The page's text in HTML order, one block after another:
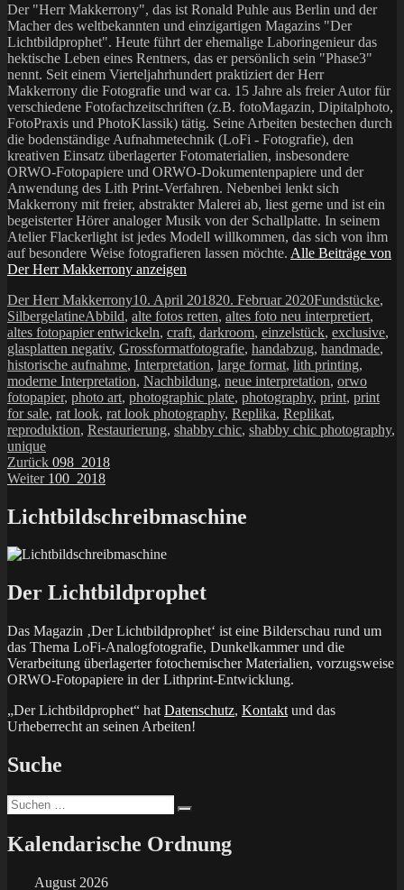
Der "Herr Makkerrony", das ist Ronald Puhle aus Berlin und der
Macher des weltbekannten und einzigartigen Magazins "Der
Lichtbildprophet". Heute führt der ehemalige Laboringenieur das
hektische Leben eines Rentners, das er persönlich sein "Phase3"
nennt. Seit einem Vierteljahrhundert praktiziert der Herr
Makkerrony die Fotografie und war ca. 15 Jahre als freier Autor für
verschiedene Fotofachzeitschriften (z.B. fotoMagazin, Dipitalphoto,
FotoPraxis und PhotoKlassik) tätig. Seine Arbeiten bestechen durch
die bodenständige Aufnahmetechnik (LoFi - Fotografie), den
kreativen Einsatz überlagerter Fotomaterialien, insbesondere
ORWO-Fotopapiere und ORWO-Dokumentenpapiere und der
Anwendung des Lith Print-Verfahren. Nebenbei lenkt sich
Makkerrony mit freier, abstrakter Malerei ab, liest gerne und ist ein
begeisterter Hörer analoger Musik von der Schallplatte. In seinem
Atelier Flackerlight ist jedes Modell willkommen, das sich von ihm
auf besondere Weise fotografieren lassen möchte. Alle Beiträge von
Der Herr Makkerrony anzeigen
Autor
Der Herr MakkerronyVeröffentlicht
am
10. April 201820. Februar 2020Kategorien
Fundstücke,
SilbergelatineSchlagwörter
Abbild, alte fotos retten, altes foto neu interpretiert,
altes fotopapier entwickeln, craft, darkroom, einzelstück, exclusive,
glasplatten negativ, Grossformatfotografie, handabzug, handmade,
historische aufnahme, Interpretation, large format, lith printing,
moderne Interpretation, Nachbildung, neue interpretation, orwo
fotopapier, photo art, photographic plate, photography, print, print
for sale, rat look, rat look photography, Replika, Replikat,
reproduktion, Restaurierung, shabby chic, shabby chic photography,
unique
Beitragsnavigation
Zurück Vorheriger
Beitrag:
098_2018
Weiter Nächster
100_2018
Lichtbildschreibmaschine
Der Lichtbildprophet
Das Magazin ‚Der Lichtbildprophet‘ ist eine Bilderschau rund um
das Thema LoFi-Analogfotografie, Dunkelkammer und die
Verarbeitung überlagerter fotochemischer Materialien, vorzugsweise
ORWO-Fotopapiere in der Lithprint-Entwicklung.
„Der Lichtbildprophet“ hat Datenschutz, Kontakt und das
Urheberrecht an seinen Arbeiten!
Suche
Suchen
nach:
Kalendarische Ordnung
August 2026